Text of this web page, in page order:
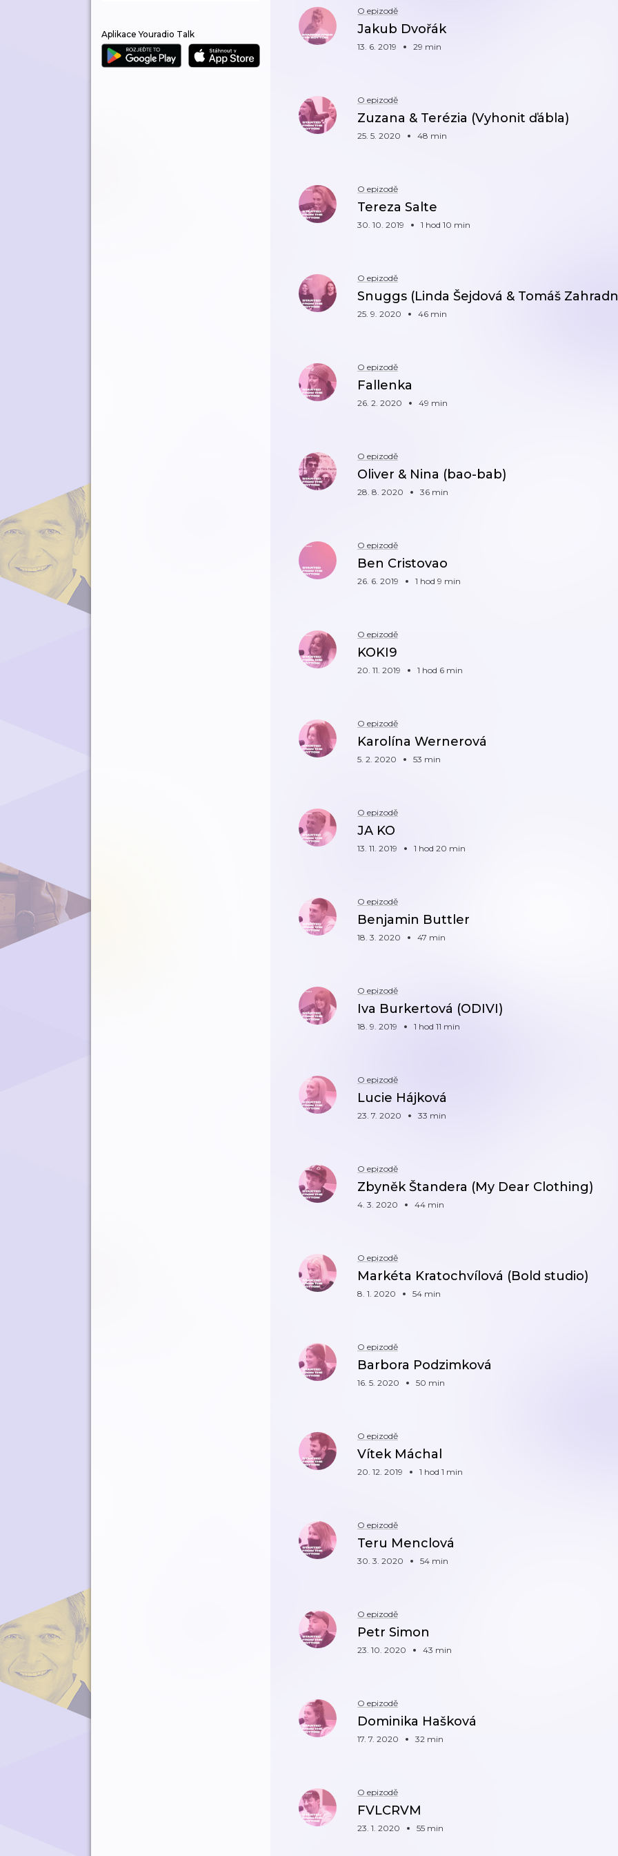
Aplikace Youradio Talk
O epizodě
Jakub Dvořák
13. 6. 2019 29 min
O epizodě
Zuzana & Terézia (Vyhonit ďábla)
25. 5. 2020 48 min
O epizodě
Tereza Salte
30. 10. 2019 1 hod 10 min
O epizodě
Snuggs (Linda Šejdová & Tomáš
25. 9. 2020 46 min
O epizodě
Fallenka
26. 2. 2020 49 min
O epizodě
Oliver & Nina (bao-bab)
28. 8. 2020 36 min
O epizodě
Ben Cristovao
26. 6. 2019 1 hod 9 min
O epizodě
KOKI9
20. 11. 2019 1 hod 6 min
O epizodě
Karolína Wernerová
5. 2. 2020 53 min
O epizodě
JA KO
13. 11. 2019 1 hod 20 min
O epizodě
Benjamin Buttler
18. 3. 2020 47 min
O epizodě
Iva Burkertová (ODIVI)
18. 9. 2019 1 hod 11 min
O epizodě
Lucie Hájková
23. 7. 2020 33 min
O epizodě
Zbyněk Štandera (My Dear Clothing)
4. 3. 2020 44 min
O epizodě
Markéta Kratochvílová (Bold studio)
8. 1. 2020 54 min
O epizodě
Barbora Podzimková
16. 5. 2020 50 min
O epizodě
Vítek Máchal
20. 12. 2019 1 hod 1 min
O epizodě
Teru Menclová
30. 3. 2020 54 min
O epizodě
Petr Simon
23. 10. 2020 43 min
O epizodě
Dominika Hašková
17. 7. 2020 32 min
O epizodě
FVLCRVM
23. 1. 2020 55 min